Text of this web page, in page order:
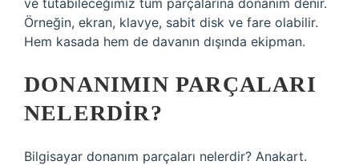
ve tutabileceğimiz tüm parçalarına donanım denir.
Örneğin, ekran, klavye, sabit disk ve fare olabilir.
Hem kasada hem de davanın dışında ekipman.
DONANIMIN PARÇALARI
NELERDIR?
Bilgisayar donanım parçaları nelerdir? Anakart.